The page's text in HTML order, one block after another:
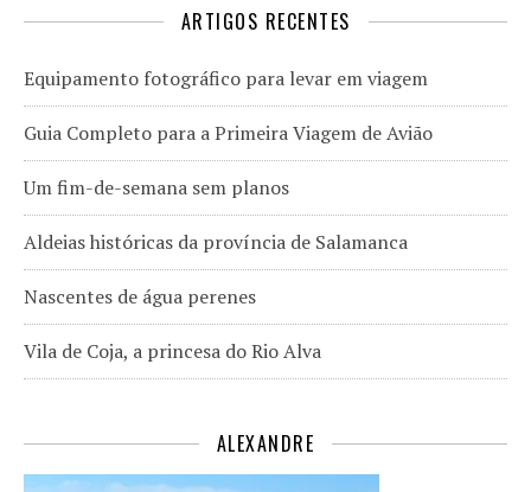
ARTIGOS RECENTES
Equipamento fotográfico para levar em viagem
Guia Completo para a Primeira Viagem de Avião
Um fim-de-semana sem planos
Aldeias históricas da província de Salamanca
Nascentes de água perenes
Vila de Coja, a princesa do Rio Alva
ALEXANDRE